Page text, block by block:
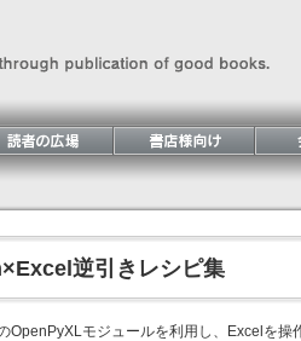
逆引きレシピ集
OpenPyXLモジュールを利用し、Excelを操